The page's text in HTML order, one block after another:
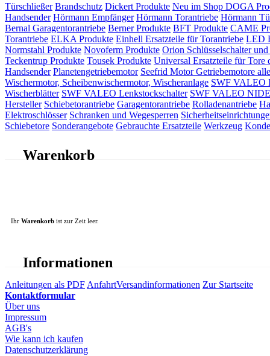
Türschließer Brandschutz Dickert Produkte Neu im Shop DOGA
Handsender Hörmann Empfänger Hörmann Torantriebe Hörmann
Bernal Garagentorantriebe Berner Produkte BFT Produkte CAME
Torantriebe ELKA Produkte Einhell Ersatzteile für Torantriebe LED
Normstahl Produkte Novoferm Produkte Orion Schlüsselschalter und
Teckentrup Produkte Tousek Produkte Universal Ersatzteile für Tore
Handsender Planetengetriebemotor Seefrid Motor Getriebemotore
Wischermotor, Scheibenwischermotor, Wischeranlage SWF VALEO
Wischerblätter SWF VALEO Lenkstockschalter SWF VALEO
Hersteller Schiebetorantriebe Garagentorantriebe Rolladenantriebe
Elektroschlösser Schranken und Wegesperren
Schiebetore Sonderangebote Gebrauchte Ersatzteile Werkzeug
Warenkorb
Ihr Warenkorb ist zur Zeit leer.
Informationen
Anleitungen als PDF AnfahrtVersandinformationen Zur Startseite
Kontaktformular
Über uns
Impressum
AGB's
Wie kann ich kaufen
Datenschutzerklärung